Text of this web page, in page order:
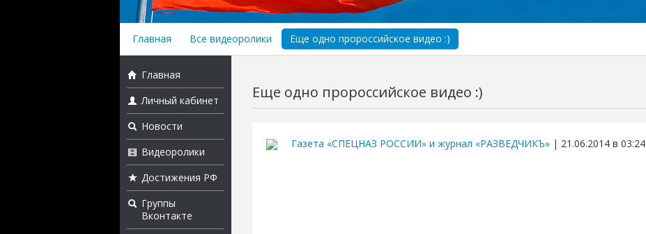
Главная Все видеоролики Еще одно пророссийское видео :)
Главная
Личный кабинет
Новости
Видеоролики
Достижения РФ
Группы
Вконтакте
Еще одно пророссийское видео :)
Газета «СПЕЦНАЗ РОССИИ» и журнал «РАЗВЕДЧИКЪ» | 21.06.2014 в 03:24